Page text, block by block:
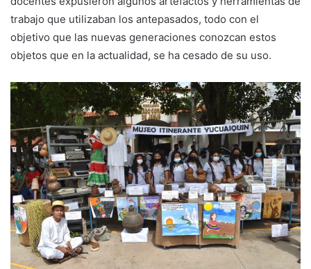
trabajo que utilizaban los antepasados, todo con el
objetivo que las nuevas generaciones conozcan estos
objetos que en la actualidad, se ha cesado de su uso.